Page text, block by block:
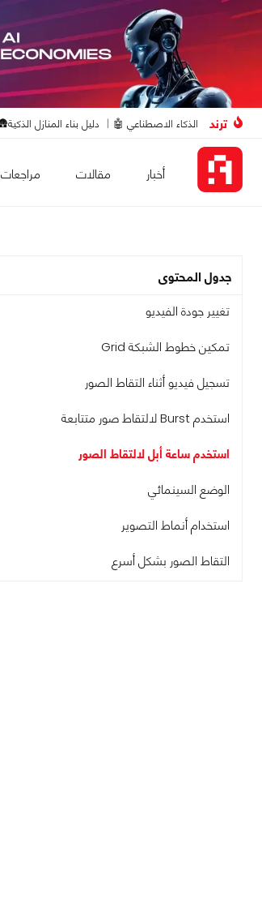
ترند الذكاء الاصطناعي 🤖 دليل بناء المنازل الذكية🛖
أخبار مقالات مراجعات
جدول المحتوى
تغيير جودة الفيديو
تمكين خطوط الشبكة Grid
تسجيل فيديو أثناء التقاط الصور
استخدم Burst لالتقاط صور متتابعة
استخدم ساعة أبل لالتقاط الصور
الوضع السينمائي
استخدام أنماط التصوير
التقاط الصور بشكل أسرع